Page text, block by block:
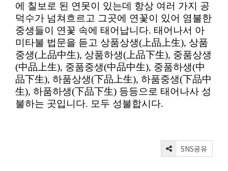
에 칠보로 된 연못이 있는데 항상 여러 가지 공
덕수가 넘쳐흐르고 그곳에 연꽃이 있어 염불한
중생들이 연꽃 속에 태어납니다. 태어나서 아
미타불 법문을 듣고 상품상생( 上品上生), 상품
중생( 上品中生), 상품하생( 上品下生), 중품상생
(中品上生), 중품중생(中品中生), 중품하생(中
品下生), 하품상생(下品上生), 하품중생(下品中
生), 하품하생(下品下生) 등등으로 태어나사 성
불하는 곳입니다. 모두 성불합시다.
SNS공유